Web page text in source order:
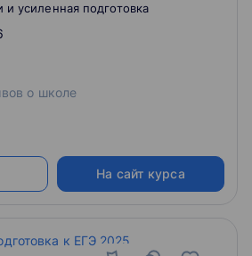
усиленная подготовка
о школе
На сайт курса